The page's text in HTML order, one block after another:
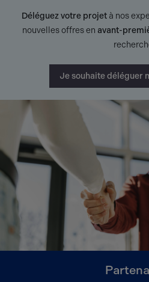
Déléguez votre projetà nos
nouvelles offres en avant-
Je souhaite déléguer